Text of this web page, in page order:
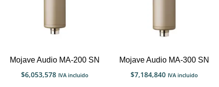
Mojave Audio MA-200 SN
$6,053,578 IVA incluido
Mojave Audio MA-300 SN
$7,184,840 IVA incluido